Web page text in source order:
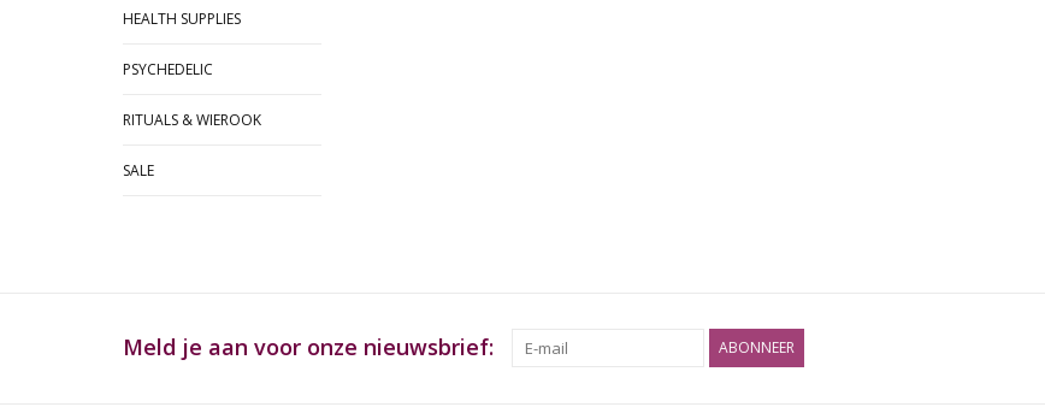
HEALTH SUPPLIES
PSYCHEDELIC
RITUALS & WIEROOK
SALE
Meld je aan voor onze nieuwsbrief: ABONNEER